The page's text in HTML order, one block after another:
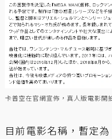
卡普空在官網宣佈，真人版電影開
目前電影名稱，暫定